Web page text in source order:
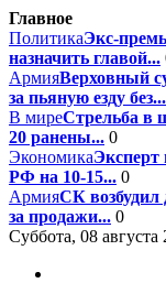
Главное
ПолитикаЭкс-
назначить главой...
АрмияВерховный
за пьяную езду без...
В миреСтрельба в
20 ранены... 0
ЭкономикаЭксперт
РФ на 10-15... 0
АрмияСК возбудил
за продажи... 0
Суббота, 08 августа